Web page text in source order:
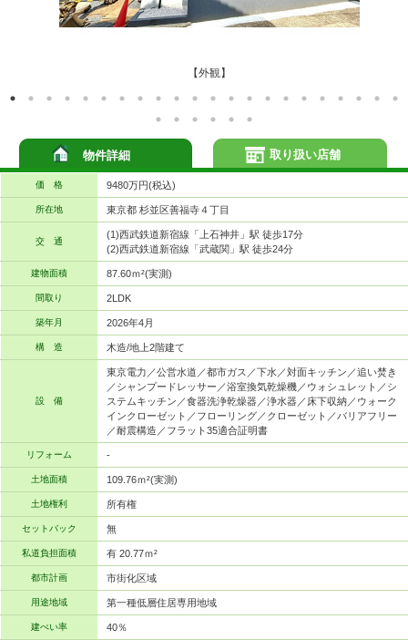
【外観】
物件詳細
価 格 9480万円(税込)
所在地 東京都 杉並区善福寺４丁目
交 通
(1)西武鉄道新宿線「上石神井」駅 徒歩17分
(2)西武鉄道新宿線「武蔵関」駅 徒歩24分
建物面積 87.60ｍ²(実測)
間取り 2LDK
築年月 2026年4月
構 造 木造/地上2階建て
設 備
東京電力／公営水道／都市ガス／下水／対面キッチン／追い焚き
／シャンプードレッサー／浴室換気乾燥機／ウォシュレット／シ
ステムキッチン／食器洗浄乾燥器／浄水器／床下収納／ウォーク
インクローゼット／フローリング／クローゼット／バリアフリー
／耐震構造／フラット35適合証明書
リフォーム -
土地面積 109.76ｍ²(実測)
土地権利 所有権
セットバック 無
私道負担面積 有 20.77ｍ²
都市計画 市街化区域
用途地域 第一種低層住居専用地域
建ぺい率 40％
取り扱い店舗